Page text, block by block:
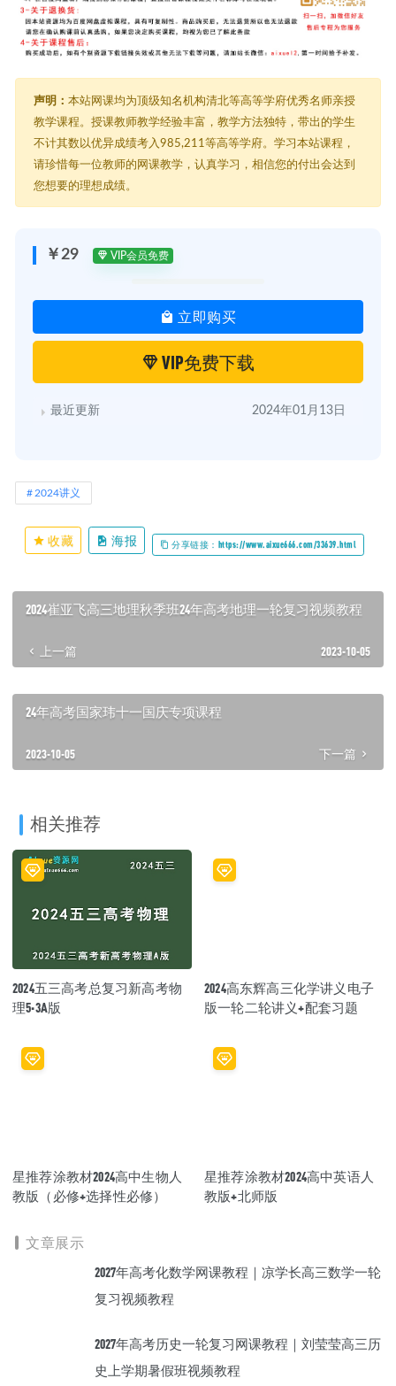
声明： 本站网课均为顶级知名机构清北等高等学府优秀名师亲授
教学课程。授课教师教学经验丰富，教学方法独特，带出的学生
不计其数以优异成绩考入985,211等高等学府。学习本站课程，
请珍惜每一位教师的网课教学，认真学习，相信您的付出会达到
您想要的理想成绩。
￥29 VIP会员免费
立即购买
VIP免费下载
最近更新 2024年01月13日
2024讲义
收藏 海报 分享链接：https://www.aixue666.com/33639.html
2024崔亚飞高三地理秋季班24年高考地理一轮复习视频教程
上一篇 2023-10-05
24年高考国家玮十一国庆专项课程
2023-10-05 下一篇
相关推荐
2024五三高考总复习新高考物
理5·3A版
2024高东辉高三化学讲义电子
版一轮二轮讲义+配套习题
星推荐涂教材2024高中生物人
教版（必修+选择性必修）
星推荐涂教材2024高中英语人
教版+北师版
文章展示
2027年高考化数学网课教程｜凉学长高三数学一轮
复习视频教程
2027年高考历史一轮复习网课教程｜刘莹莹高三历
史上学期暑假班视频教程